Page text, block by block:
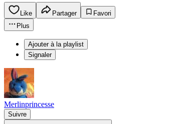
Like Partager
Favori
Plus
Ajouter à la playlist
Signaler
Merlinprincesse
Suivre